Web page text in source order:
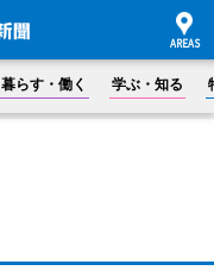
暮らす・働く 学ぶ・知る